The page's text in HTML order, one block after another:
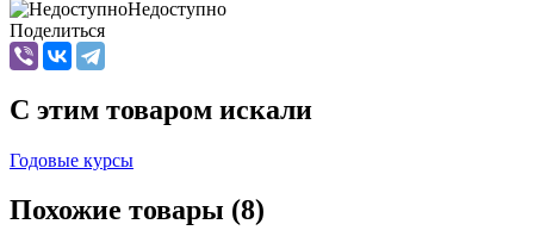
Недоступно
Поделиться
C этим товаром искали
Годовые курсы
Похожие товары (8)